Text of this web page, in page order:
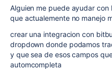
Alguien me puede ayudar
que actualemente no manejo
crear una integracion con
dropdown donde podamos
y que sea de esos campos
automcompleta